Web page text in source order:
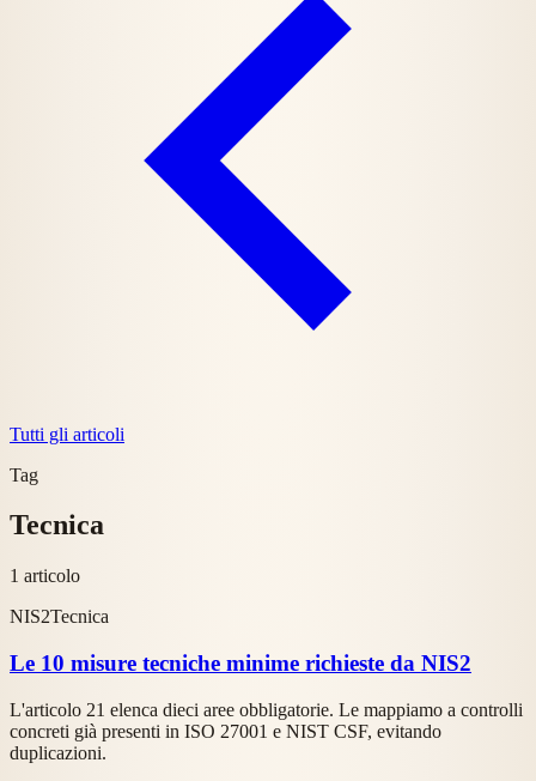
Tutti gli articoli
Tag
Tecnica
1 articolo
NIS2Tecnica
Le 10 misure tecniche minime richieste da NIS2
L'articolo 21 elenca dieci aree obbligatorie. Le mappiamo a controlli
concreti già presenti in ISO 27001 e NIST CSF, evitando
duplicazioni.